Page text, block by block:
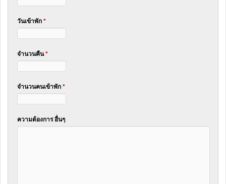
วันเข้าพัก *
จำนวนคืน*
จำนวนคนเข้าพัก *
ความต้องการ อื่นๆ